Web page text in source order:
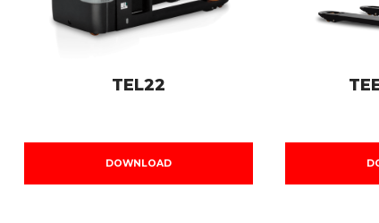
TEL22
DOWNLOAD